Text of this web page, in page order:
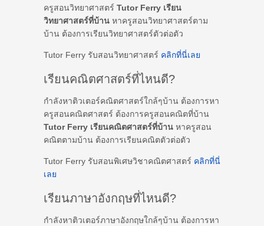
ครูสอนวิทยาศาสตร์ Tutor Ferry เรียน
วิทยาศาสตร์ที่บ้าน หาครูสอนวิทยาศาสตร์ตาม
บ้าน ต้องการเรียนวิทยาศาสตร์ตัวต่อตัว
Tutor Ferry รับสอนวิทยาศาสตร์ คลิกที่นี่เลย
เรียนคณิตศาสตร์ที่ไหนดี?
กำลังหาติวเตอร์คณิตศาสตร์ใกล้ๆบ้าน ต้องการหา
ครูสอนคณิตศาสตร์ ต้องการครูสอนคณิตที่บ้าน
Tutor Ferry เรียนคณิตศาสตร์ที่บ้าน หาครูสอน
คณิตตามบ้าน ต้องการเรียนคณิตตัวต่อตัว
Tutor Ferry รับสอนพิเศษวิชาคณิตศาสตร์ คลิกที่นี่
เลย
เรียนภาษาอังกฤษที่ไหนดี?
กำลังหาติวเตอร์ภาษาอังกฤษใกล้ๆบ้าน ต้องการหา